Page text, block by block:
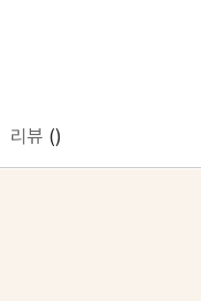
리뷰 ()